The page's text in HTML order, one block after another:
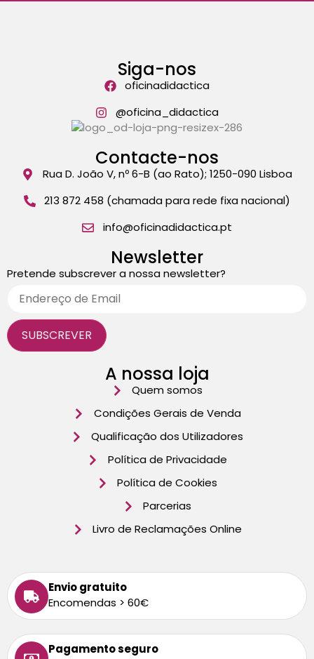
Siga-nos
oficinadidactica
@oficina_didactica
Contacte-nos
Rua D. João V, nº 6-B (ao Rato); 1250-090 Lisboa
213 872 458 (chamada para rede fixa nacional)
info@oficinadidactica.pt
Newsletter
Pretende subscrever a nossa newsletter?
A nossa loja
Quem somos
Condições Gerais de Venda
Qualificação dos Utilizadores
Política de Privacidade
Política de Cookies
Parcerias
Livro de Reclamações Online
Envio gratuito
Encomendas > 60€
Pagamento seguro